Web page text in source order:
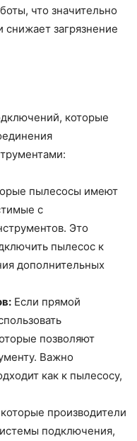
что значительно
снижает загрязнение
которые
пылесосы имеют
с
Это
пылесос к
дополнительных
Если прямой
позволяют
Важно
как к пылесосу,
производители
подключения,